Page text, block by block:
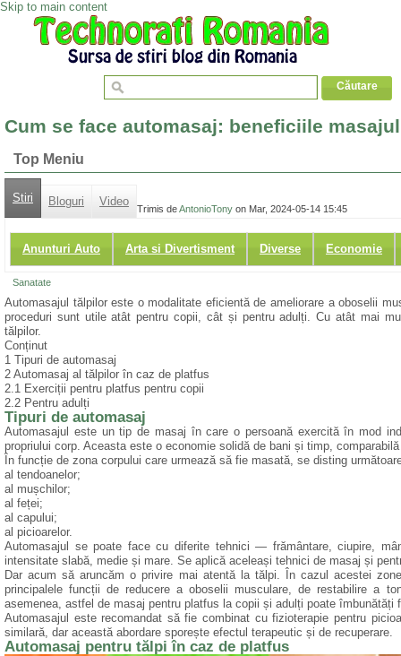
Skip to main content
Cum se face automasaj: beneficiile
Top Meniu
Stiri Bloguri Video
Anunturi Auto Arta si Divertisment Diverse Economie
Trimis deAntonioTony on Mar, 2024-05-14 15:45
Sanatate
Automasajul tălpilor este o modalitate eficientă de ameliorare a oboselii
proceduri sunt utile atât pentru copii, cât și pentru adulți. Cu atât mai
tălpilor.
Conținut
1 Tipuri de automasaj
2 Automasaj al tălpilor în caz de platfus
2.1 Exerciții pentru platfus pentru copii
2.2 Pentru adulți
Tipuri de automasaj
Automasajul este un tip de masaj în care o persoană exercită în mod
propriului corp. Aceasta este o economie solidă de bani și timp,
În funcție de zona corpului care urmează să fie masată, se disting
al tendoanelor;
al mușchilor;
al feței;
al capului;
al picioarelor.
Automasajul se poate face cu diferite tehnici — frământare, ciupire,
intensitate slabă, medie și mare. Se aplică aceleași tehnici de masaj și
Dar acum să aruncăm o privire mai atentă la tălpi. În cazul acestei
principalele funcții de reducere a oboselii musculare, de restabilire a
asemenea, astfel de masaj pentru platfus la copii și adulți poate îmbunătăți
Automasajul este recomandat să fie combinat cu fizioterapie pentru
similară, dar această abordare sporește efectul terapeutic și de recuperare.
Automasaj pentru tălpi în caz de platfus